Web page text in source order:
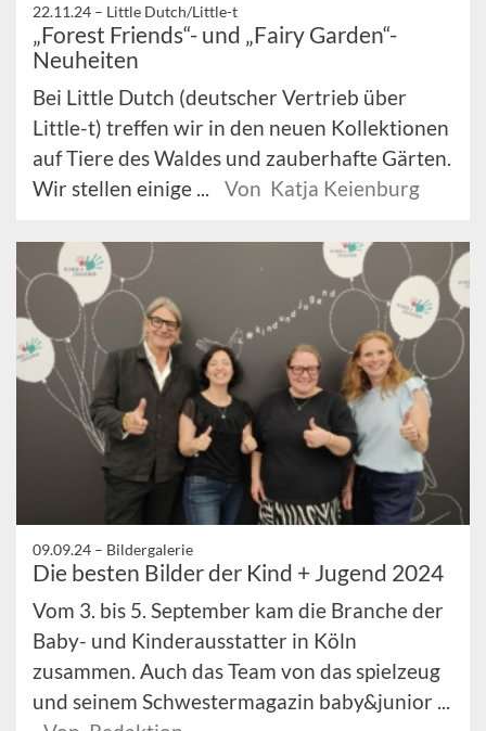
22.11.24 – Little Dutch/Little-t
„Forest Friends“- und „Fairy Garden“-
Neuheiten
Bei Little Dutch (deutscher Vertrieb über
Little-t) treffen wir in den neuen Kollektionen
auf Tiere des Waldes und zauberhafte Gärten.
Wir stellen einige ...
Von Katja Keienburg
09.09.24 – Bildergalerie
Die besten Bilder der Kind + Jugend 2024
Vom 3. bis 5. September kam die Branche der
Baby- und Kinderausstatter in Köln
zusammen. Auch das Team von das spielzeug
und seinem Schwestermagazin baby&junior ...